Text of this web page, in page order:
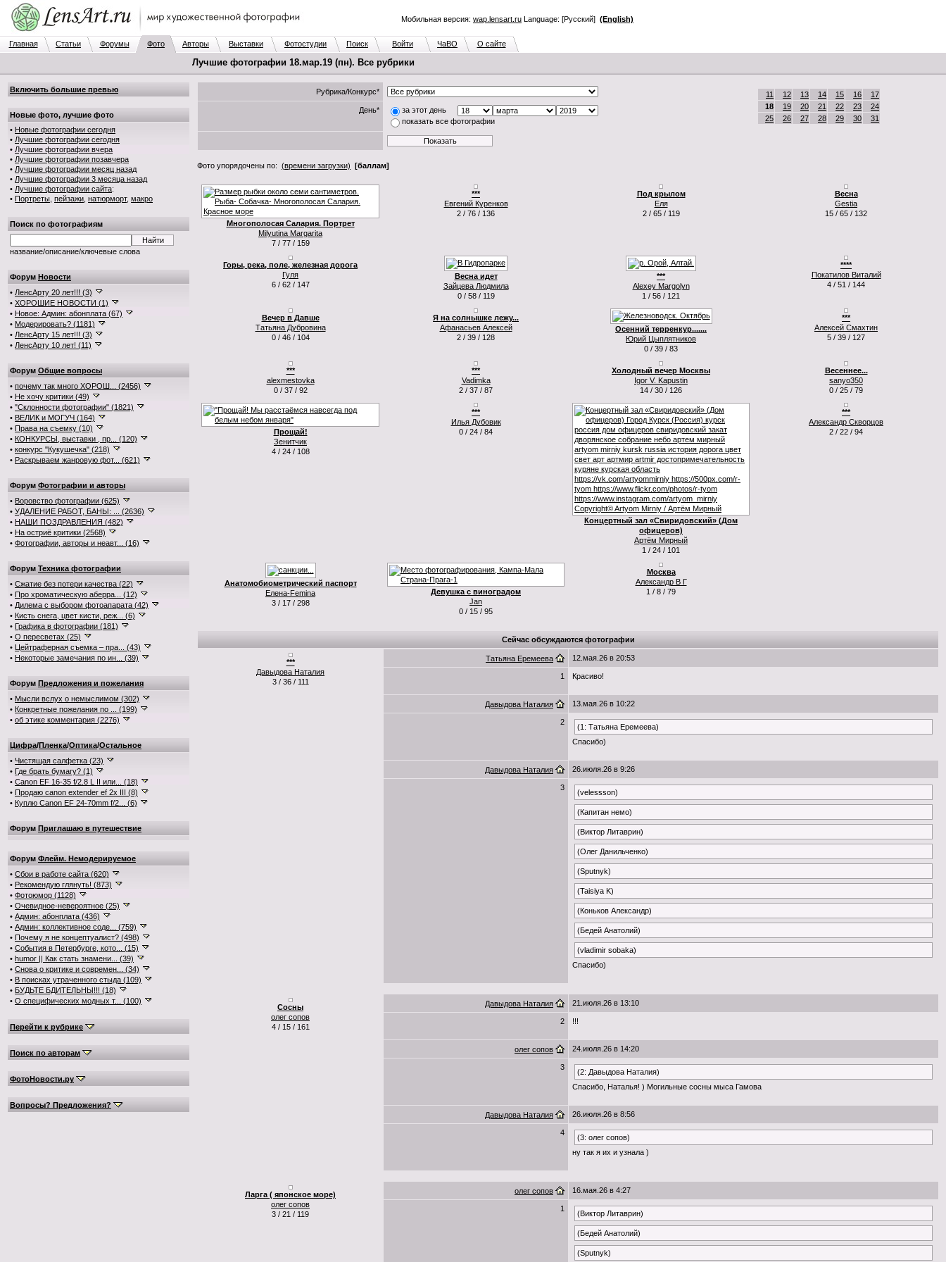
Мобильная версия: wap.lensart.ru Language: [Русский] (English)
Главная Статьи Форумы Фото Авторы Выставки Фотостудии Поиск Войти ЧаВО О сайте
Лучшие фотографии 18.мар.19 (пн). Все рубрики
Включить большие превью
Новые фото, лучшие фото
• Новые фотографии сегодня
• Лучшие фотографии сегодня
• Лучшие фотографии вчера
• Лучшие фотографии позавчера
• Лучшие фотографии месяц назад
• Лучшие фотографии 3 месяца назад
• Лучшие фотографии сайта:
• Портреты пейзажи натюрморт, макро
Поиск по фотографиям
название/описание/ключевые слова
Форум Новости
• ЛенсАрту 20 лет!!! (3)
• ХОРОШИЕ НОВОСТИ (1)
• Новое: Админ: абонплата (67)
• Модерировать? (1181)
• ЛенсАрту 15 лет!!! (3)
• ЛенсАрту 10 лет! (11)
Форум Общие вопросы
• почему так много ХОРОШ... (2456)
• Не хочу критики (49)
• "Склонности фотографии" (1821)
• ВЕЛИК и МОГУЧ (164)
• Права на съемку (10)
• КОНКУРСЫ, выставки , пр... (120)
• конкурс "Кукушечка" (218)
• Раскрываем жанровую фот... (621)
Форум Фотографии и авторы
• Воровство фотографии (625)
• УДАЛЕНИЕ РАБОТ, БАНЫ: ... (2636)
• НАШИ ПОЗДРАВЛЕНИЯ (482)
• На остриё критики (2568)
• Фотографии, авторы и неавт... (16)
Форум Техника фотографии
• Сжатие без потери качества (22)
• Про хроматическую аберра... (12)
• Дилема с выбором фотоапарата (42)
• Кисть снега, цвет кисти, реж... (6)
• Графика в фотографии (181)
• О пересветах (25)
• Цейтраферная съемка – пра... (43)
• Некоторые замечания по ин... (39)
Форум Предложения и пожелания
• Мысли вслух о немыслимом (302)
• Конкретные пожелания по ... (199)
• об этике комментария (2276)
Цифра/Пленка/Оптика/Остальное
• Чистящая салфетка (23)
• Где брать бумагу? (1)
• Canon EF 16-35 f/2.8 L II или... (18)
• Продаю canon extender ef 2x III (8)
• Куплю Canon EF 24-70mm f/2... (6)
Форум Приглашаю в путешествие
Форум Флейм. Немодерируемое
• Сбои в работе сайта (620)
• Рекомендую глянуть! (873)
• Фотоюмор (1128)
• Очевидное-невероятное (25)
• Админ: абонплата (436)
• Админ: коллективное соде... (759)
• Почему я не концептуалист? (498)
• События в Петербурге, кото... (15)
• humor || Как стать знамени... (39)
• Снова о критике и современ... (34)
• В поисках утраченного стыда (109)
• БУДЬТЕ БДИТЕЛЬНЫ!!! (18)
• О специфических модных т... (100)
Перейти к рубрике
Поиск по авторам
ФотоНовости.ру
Вопросы? Предложения?
Рубрика/Конкурс* 11 12 13 14 15 16
17
18
19 20 21 22 23
24
25
26 27 28 29 30 31
День*
за этот день
показать все фотографии
Фото упорядочены по: (времени загрузки) [баллам]
Многополосая Салария. Портрет
Milyutina Margarita
7 / 77 / 159
***
Евгений Куренков
2 / 76 / 136
Под крылом
Еля
2 / 65 / 119
Весна
Gestia
15 / 65 / 132
Горы, река, поле, железная дорога
Гуля
6 / 62 / 147
Весна идет
Зайцева Людмила
0 / 58 / 119
***
Alexey Margolyn
1 / 56 / 121
****
Покатилов Виталий
4 / 51 / 144
Вечер в Давше
Татьяна Дубровина
0 / 46 / 104
Я на солнышке лежу...
Афанасьев Алексей
2 / 39 / 128
Осенний терренкур.......
Юрий Цыплятников
0 / 39 / 83
***
Алексей Смахтин
5 / 39 / 127
***
alexmestovka
0 / 37 / 92
***
Vadimka
2 / 37 / 87
Холодный вечер Москвы
Igor V. Kapustin
14 / 30 / 126
Весеннее...
sanyo350
0 / 25 / 79
Прощай!
Зенитчик
4 / 24 / 108
***
Илья Дубовик
0 / 24 / 84
Концертный зал «Свиридовский» (Дом
офицеров)
Артём Мирный
1 / 24 / 101
***
Александр Скворцов
2 / 22 / 94
Анатомобиометрический паспорт
Елена-Femina
3 / 17 / 298
Девушка с виноградом
Jan
0 / 15 / 95
Москва
Александр В Г
1 / 8 / 79
Сейчас обсуждаются фотографии
***
Давыдова Наталия
3 / 36 / 111
Татьяна Еремеева 12.мая.26 в 20:53
1 Красиво!
Давыдова Наталия 13.мая.26 в 10:22
2
(1: Татьяна Еремеева)
Спасибо)
Давыдова Наталия 26.июля.26 в 9:26
3
(velessson)
(Капитан немо)
(Виктор Литаврин)
(Олег Данильченко)
(Sputnyk)
(Taisiya K)
(Коньков Александр)
(Бедей Анатолий)
(vladimir sobaka)
Спасибо)
Сосны
олег сопов
4 / 15 / 161
Давыдова Наталия 21.июля.26 в 13:10
2 !!!
олег сопов 24.июля.26 в 14:20
3
(2: Давыдова Наталия)
Спасибо, Наталья! ) Могильные сосны мыса Гамова
Давыдова Наталия 26.июля.26 в 8:56
4
(3: олег сопов)
ну так я их и узнала )
Ларга ( японское море)
олег сопов
3 / 21 / 119
олег сопов 16.мая.26 в 4:27
1
(Виктор Литаврин)
(Бедей Анатолий)
(Sputnyk)